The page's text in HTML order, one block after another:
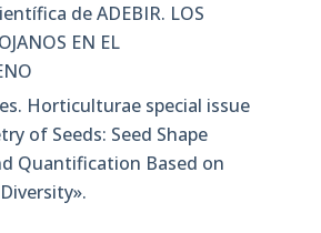
de ADEBIR. LOS
EN EL
Horticulturae special issue
of Seeds: Seed Shape
Quantification Based on